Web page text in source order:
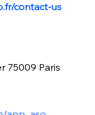
contact-us
75009 Paris